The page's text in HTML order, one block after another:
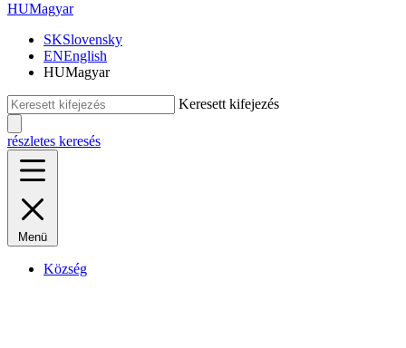
HUMagyar
SKSlovensky
ENEnglish
HUMagyar
Keresett kifejezés
részletes keresés
Menü
Község